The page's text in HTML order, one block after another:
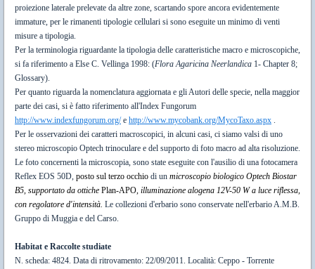
proiezione laterale prelevate da altre zone, scartando spore ancora evidentemente
immature, per le rimanenti tipologie cellulari si sono eseguite un minimo di venti
misure a tipologia.
Per la terminologia riguardante la tipologia delle caratteristiche macro e microscopiche,
si fa riferimento a Else C. Vellinga 1998: (Flora Agaricina Neerlandica 1- Chapter 8;
Glossary).
Per quanto riguarda la nomenclatura aggiornata e gli Autori delle specie, nella maggior
parte dei casi, si è fatto riferimento all'Index Fungorum
http://www.indexfungorum.org/e http://www.mycobank.org/MycoTaxo.aspx .
Per le osservazioni dei caratteri macroscopici, in alcuni casi, ci siamo valsi di uno
stereo microscopio Optech trinoculare e del supporto di foto macro ad alta risoluzione.
Le foto concernenti la microscopia, sono state eseguite con l'ausilio di una fotocamera
Reflex EOS 50D, posto sul terzo occhio di un microscopio biologico Optech Biostar
B5, supportato da ottiche Plan-APO, illuminazione alogena 12V-50 W a luce riflessa,
con regolatore d'intensità. Le collezioni d'erbario sono conservate nell'erbario A.M.B.
Gruppo di Muggia e del Carso.
Habitat e Raccolte studiate
N. scheda: 4824. Data di ritrovamento: 22/09/2011. Località: Ceppo - Torrente